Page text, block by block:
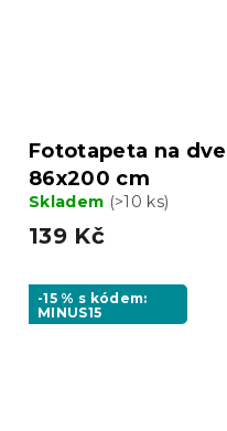
Fototapeta na
86x200 cm
Skladem (>10 ks)
139 Kč
-15 % s kódem:
MINUS15